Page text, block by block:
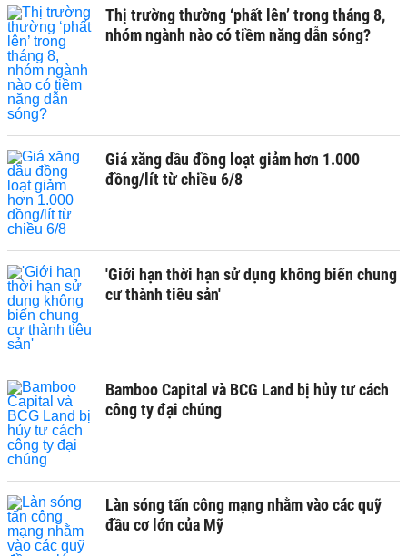
Thị trường thường ‘phất lên’ trong tháng 8,
nhóm ngành nào có tiềm năng dẫn sóng?
Giá xăng dầu đồng loạt giảm hơn 1.000
đồng/lít từ chiều 6/8
'Giới hạn thời hạn sử dụng không biến chung
cư thành tiêu sản'
Bamboo Capital và BCG Land bị hủy tư cách
công ty đại chúng
Làn sóng tấn công mạng nhằm vào các quỹ
đầu cơ lớn của Mỹ